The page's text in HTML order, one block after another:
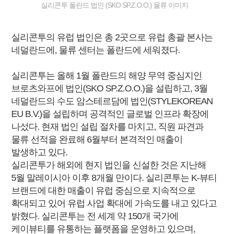
실리콘투 폴란드 법인 (SKO SP.Z.O.O.) 물류 이미지
실리콘투의 유럽 법인은 총 2곳으로 유럽 총괄 본사는
네덜란드에, 물류 센터는 폴란드에 세워졌다.
실리콘투는 올해 1월 폴란드의 해양 무역 중심지인
브로츠와프에 법인(SKO SP.Z.O.O.)을 설립하고, 3월
네덜란드의 수도 암스테르담에 법인(STYLEKOREAN
EU B.V.)을 설립하며 공격적인 글로벌 인프라 확장에
나섰다. 현재 법인 설립 절차를 마치고, 직원 파견과
물류 선적을 완료해 6월부터 본격적인 매출이
발생하고 있다.
실리콘투가 해외에 현지 법인을 신설한 것은 지난해
5월 말레이시아 이후 8개월 만이다. 실리콘투는 K-뷰티
브랜드에 대한 매출이 유럽 중심으로 지속적으로
확대되고 있어 유럽 사업 확대에 가속도를 내고 있다고
밝혔다. 실리콘투는 전 세계 약 150개 국가에
케이뷰티를 유통하는 플랫폼을 운영하고 있으며,